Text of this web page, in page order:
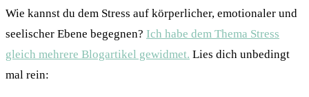
Wie kannst du dem Stress auf körperlicher, emotionaler und
seelischer Ebene begegnen? Ich habe dem Thema Stress
gleich mehrere Blogartikel gewidmet. Lies dich unbedingt
mal rein: